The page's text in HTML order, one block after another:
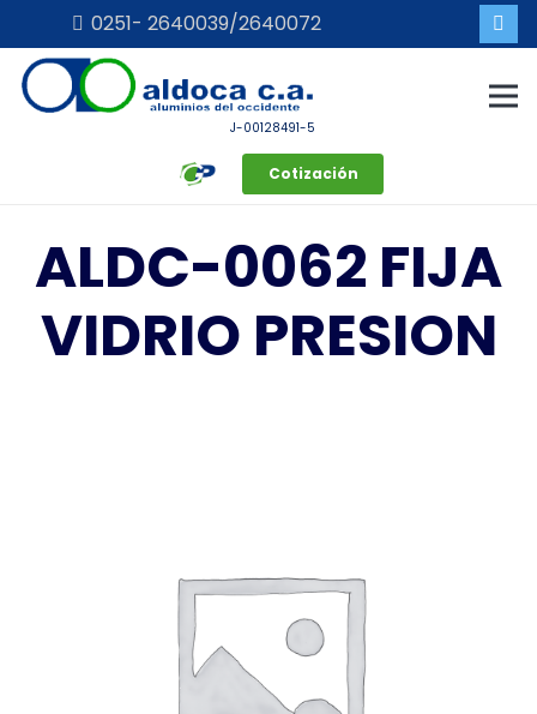
0251- 2640039/2640072
J-00128491-5
Cotización
ALDC-0062 FIJA
VIDRIO PRESION